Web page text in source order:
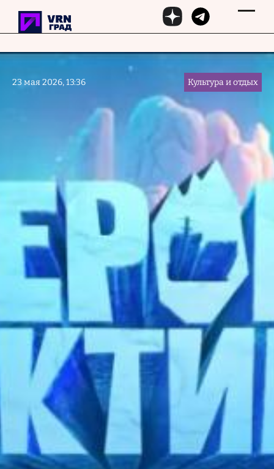
Перейти к основному содержанию
23 мая 2026, 13:36 Культура и отдых